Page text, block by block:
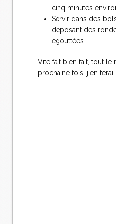
cinq minutes
Servir dans des
déposant des
égouttées.
Vite fait bien fait, tout le
prochaine fois, j'en ferai